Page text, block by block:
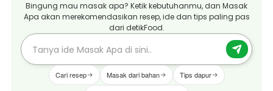
Bingung mau masak apa? Ketik kebutuhanmu, dan Masak
Apa akan merekomendasikan resep, ide dan tips paling pas
dari detikFood.
Cari resep Masak dari bahan Tips dapur